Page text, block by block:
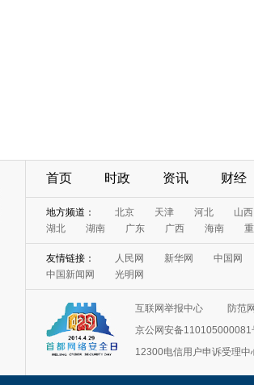
首页 时政 资讯 财经
地方频道： 北京 天津 河北
山西
湖北
湖南 广东 广西 海南
友情链接： 人民网 新华网
中国网
中国新闻网
光明网
互联网举报中心
防范
京公网安备110105000081
12300电信用户申诉受理中